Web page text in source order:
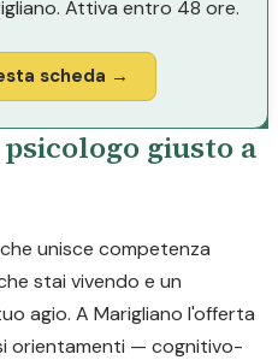
Attiva entro 48 ore.
scheda →
giusto a
unisce competenza
stai vivendo e un
agio. A Marigliano l'offerta
orientamenti — cognitivo-